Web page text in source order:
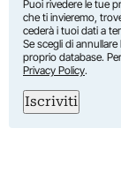
Puoi rivedere le tue
che ti invieremo,
cederà i tuoi dati a
Se scegli di
proprio database.
Privacy Policy.
Iscriviti